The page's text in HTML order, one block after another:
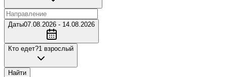
Даты07.08.2026 - 14.08.2026
Кто едет?1 взрослый
Найти